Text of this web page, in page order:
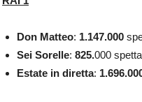
Don Matteo: 1.147.000
Sei Sorelle: 825.000
Estate in diretta: